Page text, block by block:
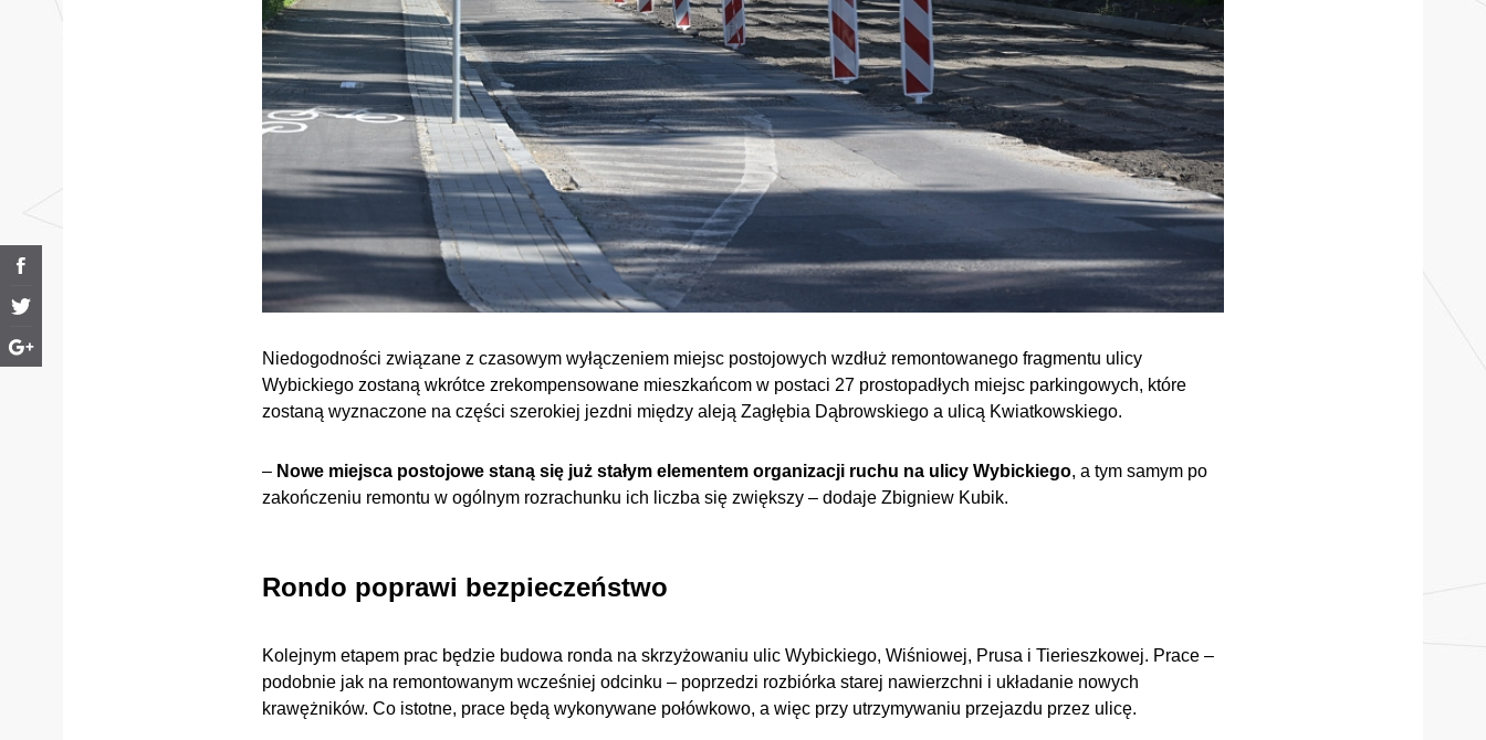
Niedogodności związane z czasowym wyłączeniem miejsc postojowych wzdłuż remontowanego fragmentu ulicy
Wybickiego zostaną wkrótce zrekompensowane mieszkańcom w postaci 27 prostopadłych miejsc parkingowych, które
zostaną wyznaczone na części szerokiej jezdni między aleją Zagłębia Dąbrowskiego a ulicą Kwiatkowskiego.
– Nowe miejsca postojowe staną się już stałym elementem organizacji ruchu na ulicy Wybickiego, a tym samym po
zakończeniu remontu w ogólnym rozrachunku ich liczba się zwiększy – dodaje Zbigniew Kubik.
Rondo poprawi bezpieczeństwo
Kolejnym etapem prac będzie budowa ronda na skrzyżowaniu ulic Wybickiego, Wiśniowej, Prusa i Tierieszkowej. Prace –
podobnie jak na remontowanym wcześniej odcinku – poprzedzi rozbiórka starej nawierzchni i układanie nowych
krawężników. Co istotne, prace będą wykonywane połówkowo, a więc przy utrzymywaniu przejazdu przez ulicę.